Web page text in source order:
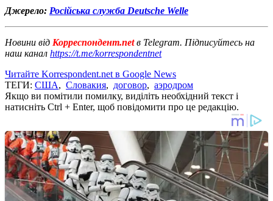
Джерело: Російська служба Deutsche Welle
Новини від Корреспондент.netв Telegram. Підписуйтесь на
наш канал https://t.me/korrespondentnet
Читайте Korrespondent.net в Google News
ТЕГИ: США, Словакия, договор, аэродром
Якщо ви помітили помилку, виділіть необхідний текст і
натисніть Ctrl + Enter, щоб повідомити про це редакцію.